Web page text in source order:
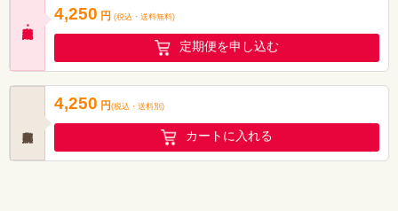
4,250 円 (税込・ 送料無料)
定期便を申し込む
4,250 円(税込 ・ 送料別 )
カートに入れる